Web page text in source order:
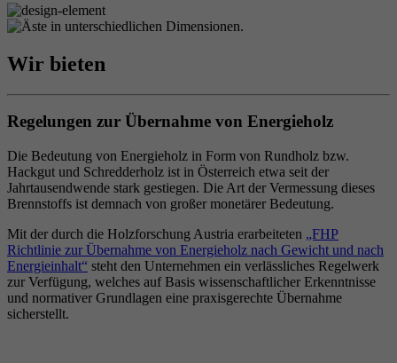
Wir bieten
Regelungen zur Übernahme von Energieholz
Die Bedeutung von Energieholz in Form von Rundholz bzw.
Hackgut und Schredderholz ist in Österreich etwa seit der
Jahrtausendwende stark gestiegen. Die Art der Vermessung dieses
Brennstoffs ist demnach von großer monetärer Bedeutung.
Mit der durch die Holzforschung Austria erarbeiteten „FHP
Richtlinie zur Übernahme von Energieholz nach Gewicht und nach
Energieinhalt“ steht den Unternehmen ein verlässliches Regelwerk
zur Verfügung, welches auf Basis wissenschaftlicher Erkenntnisse
und normativer Grundlagen eine praxisgerechte Übernahme
sicherstellt.